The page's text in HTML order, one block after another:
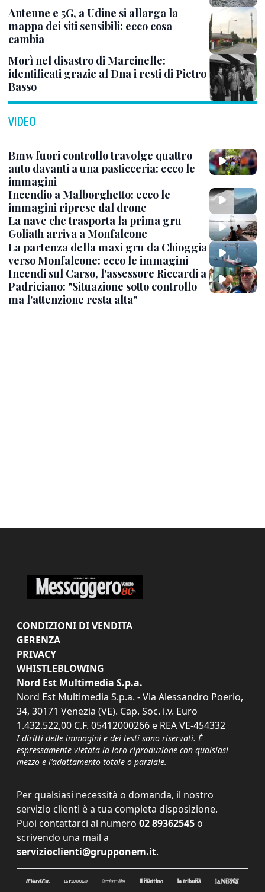
Antenne e 5G, a Udine si allarga la
mappa dei siti sensibili: ecco cosa
cambia
Morì nel disastro di Marcinelle:
identificati grazie al Dna i resti di Pietro
Basso
VIDEO
Bmw fuori controllo travolge quattro
auto davanti a una pasticceria: ecco le
immagini
Incendio a Malborghetto: ecco le
immagini riprese dal drone
La nave che trasporta la prima gru
Goliath arriva a Monfalcone
La partenza della maxi gru da Chioggia
verso Monfalcone: ecco le immagini
Incendi sul Carso, l'assessore Riccardi a
Padriciano: "Situazione sotto controllo
ma l'attenzione resta alta"
CONDIZIONI DI VENDITA
GERENZA
PRIVACY
WHISTLEBLOWING
Nord Est Multimedia S.p.a.
Nord Est Multimedia S.p.a. - Via Alessandro Poerio,
34, 30171 Venezia (VE). Cap. Soc. i.v. Euro
1.432.522,00 C.F. 05412000266 e REA VE-454332
I diritti delle immagini e dei testi sono riservati. È
espressamente vietata la loro riproduzione con qualsiasi
mezzo e l'adattamento totale o parziale.
Per qualsiasi necessità o domanda, il nostro
servizio clienti è a tua completa disposizione.
Puoi contattarci al numero 02 89362545 o
scrivendo una mail a
servizioclienti@grupponem.it.